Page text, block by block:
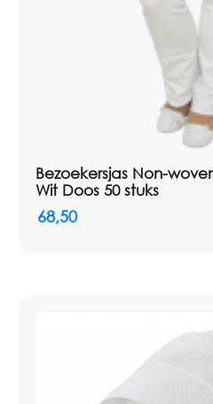
Bezoekersjas Non-
Wit Doos 50 stuks
68,50